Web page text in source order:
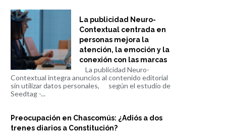
La publicidad Neuro-
Contextual centrada en
personas mejora la
atención, la emoción y la
conexión con las marcas
La publicidad Neuro-
Contextual integra anuncios al contenido editorial
sin utilizar datos personales, según el estudio de
Seedtag -...
Preocupación en Chascomús: ¿Adiós a dos
trenes diarios a Constitución?